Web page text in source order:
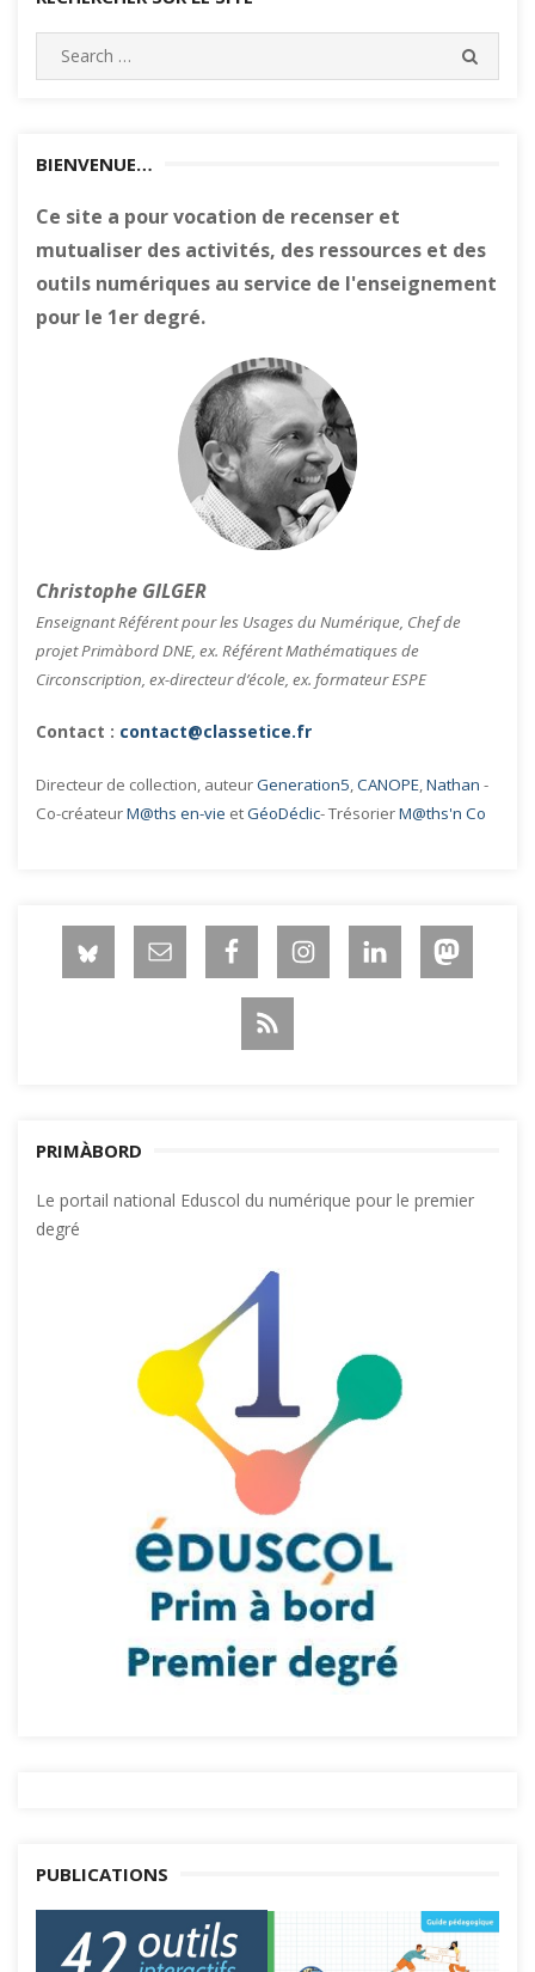
Search
for:
BIENVENUE…
Ce site a pour vocation de recenser et
mutualiser des activités, des ressources et des
outils numériques au service de l'enseignement
pour le 1er degré.
Christophe GILGER
Enseignant Référent pour les Usages du Numérique, Chef de
projet Primàbord DNE, ex. Référent Mathématiques de
Circonscription, ex-directeur d’école, ex. formateur ESPE
Contact : contact@classetice.fr
Directeur de collection, auteurGeneration5,CANOPE,Nathan -
Co-créateurM@ths en-vie etGéoDéclic- TrésorierM@ths'n Co
PRIMÀBORD
Le portail national Eduscol du numérique pour le premier
degré
PUBLICATIONS